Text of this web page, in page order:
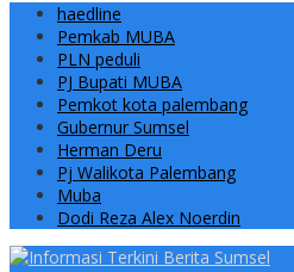
haedline
Pemkab MUBA
PLN peduli
PJ Bupati MUBA
Pemkot kota palembang
Gubernur Sumsel
Herman Deru
Pj Walikota Palembang
Muba
Dodi Reza Alex Noerdin